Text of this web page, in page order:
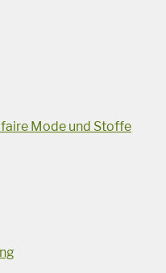
faire Mode und Stoffe